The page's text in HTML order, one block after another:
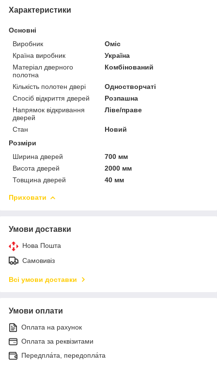
Характеристики
Основні
Виробник
Оміс
Країна виробник
Україна
Матеріал дверного
полотна
Комбінований
Кількість полотен двері
Одностворчаті
Спосіб відкриття дверей
Розпашна
Напрямок відкривання
дверей
Ліве/праве
Стан
Новий
Розміри
Ширина дверей
700 мм
Висота дверей
2000 мм
Товщина дверей
40 мм
Приховати
Умови доставки
Нова Пошта
Самовивіз
Всі умови доставки
Умови оплати
Оплата на рахунок
Оплата за реквізитами
Передпла́та, передопла́та